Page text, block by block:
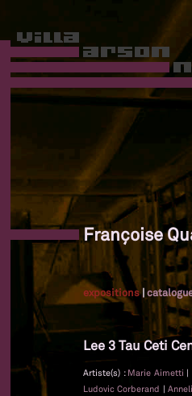
Françoise
expositions|
Lee 3 Tau Ceti
Artiste(s) : Marie Aimetti |
Ludovic Corberand |